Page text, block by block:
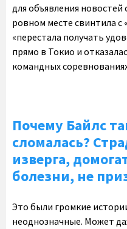
для объявления новостей
ровном месте свинтила с
«перестала получать
прямо в Токио и
командных
Почему Байлс
сломалась?
изверга,
болезни, не
Это были громкие
неоднозначные. Может